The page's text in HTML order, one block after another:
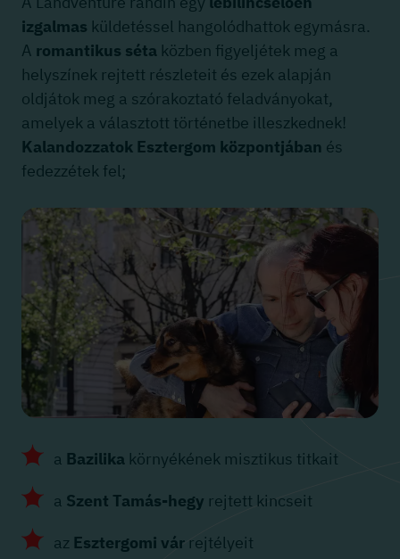
izgalmas küldetéssel hangolódhattok egymásra.
A romantikus séta közben figyeljétek meg a
helyszínek rejtett részleteit és ezek alapján
oldjátok meg a szórakoztató feladványokat,
amelyek a választott történetbe illeszkednek!
Kalandozzatok Esztergom központjában és
fedezzétek fel;
a Bazilika környékének misztikus titkait
a Szent Tamás-hegy rejtett kincseit
az Esztergomi vár rejtélyeit